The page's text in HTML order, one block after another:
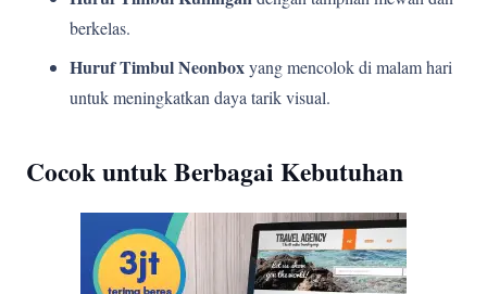
berkelas.
Huruf Timbul Neonboxyang mencolok di malam hari
untuk meningkatkan daya tarik visual.
Cocok untuk Berbagai Kebutuhan